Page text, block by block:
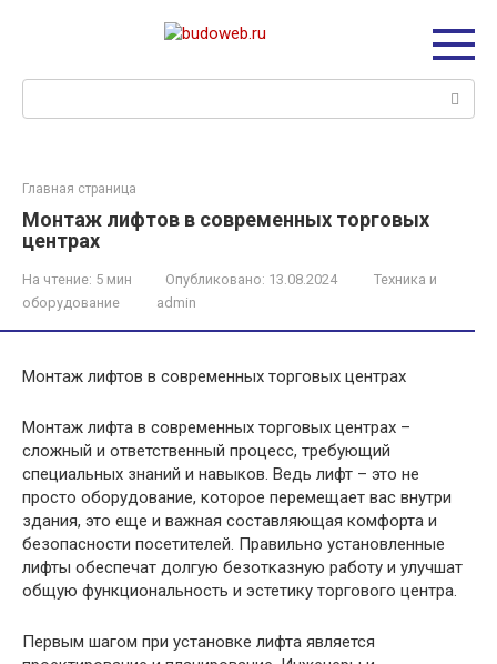
Главная страница
Монтаж лифтов в современных торговых
центрах
На чтение: 5 мин Опубликовано: 13.08.2024
Техника и
оборудование
admin
Монтаж лифтов в современных торговых центрах
Монтаж лифта в современных торговых центрах –
сложный и ответственный процесс, требующий
специальных знаний и навыков. Ведь лифт – это не
просто оборудование, которое перемещает вас внутри
здания, это еще и важная составляющая комфорта и
безопасности посетителей. Правильно установленные
лифты обеспечат долгую безотказную работу и улучшат
общую функциональность и эстетику торгового центра.
Первым шагом при установке лифта является